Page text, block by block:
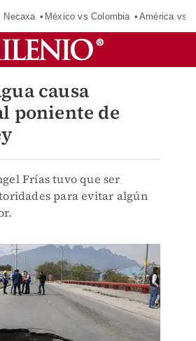
Necaxa México vs Colombia América vs
causa
poniente de
Frías tuvo que ser
para evitar algún